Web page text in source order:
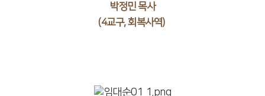
박정민 목사
(4교구, 회복사역)